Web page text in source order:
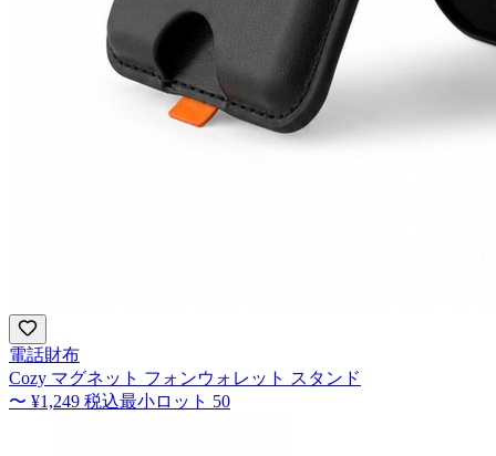
電話財布
Cozy マグネット フォンウォレット スタンド
〜 ¥1,249 税込最小ロット 50